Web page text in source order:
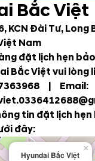
Bắc Việt
KCN Đài Tư, Long
Nam
đặt lịch hẹn
Bắc Việt vui lòng
| Email:
0336412688
tin đặt lịch
đây:
Hyundai Bắc Việt
×